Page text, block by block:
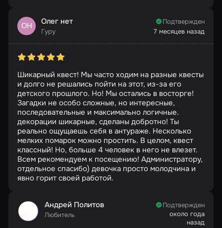
ОН Олег нет
Гуру
Подтвержден
7 месяцев назад
Шикарный квест! Мы часто ходим на разные квесты
и долго не решались пойти на этот, из-за его
детского прошлого. Но! Мы остались в восторге!
Загадки не особо сложные, но интересные,
последовательные и максимально логичные.
декорации шикарные, сделаны добротно! Ты
реально ощущаешь себя в антураже. Несколько
мелких помарок можно простить. В целом, квест
классный! Но, больше 4 человек в него не влезет.
Всем рекомендуем к посещению! Администратору,
отдельное спасибо) девочка просто молодчина и
явно горит своей работой.
Андрей Политов
Любитель
Подтвержден
около года
назад